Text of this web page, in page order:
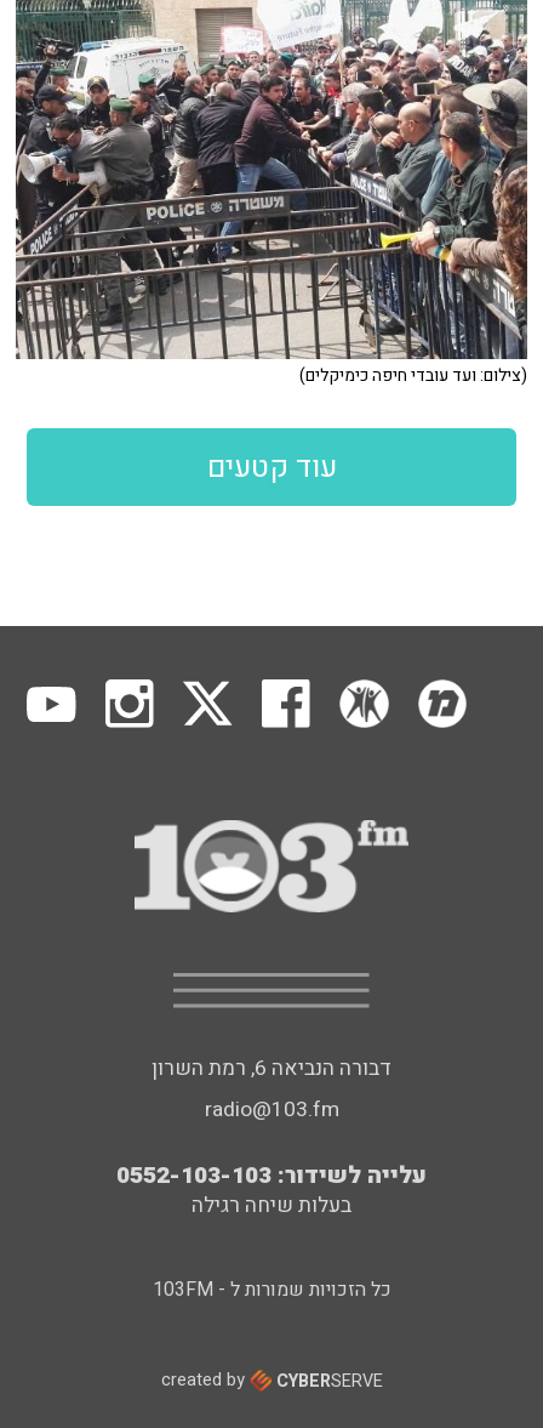
(צילום: ועד עובדי חיפה כימיקלים)
עוד קטעים
דבורה הנביאה 6, רמת השרון
radio@103.fm
עלייה לשידור: 0552-103-103
בעלות שיחה רגילה
כל הזכויות שמורות ל - 103FM
created by CYBERSERVE